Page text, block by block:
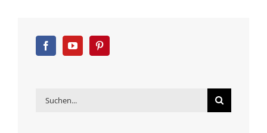
Suche